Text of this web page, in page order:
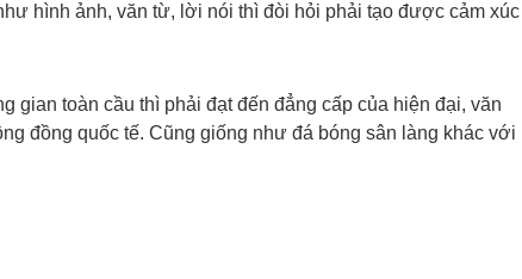
hình ảnh, văn từ, lời nói thì đòi hỏi phải tạo được cảm xúc
gian toàn cầu thì phải đạt đến đẳng cấp của hiện đại, văn
đồng quốc tế. Cũng giống như đá bóng sân làng khác với